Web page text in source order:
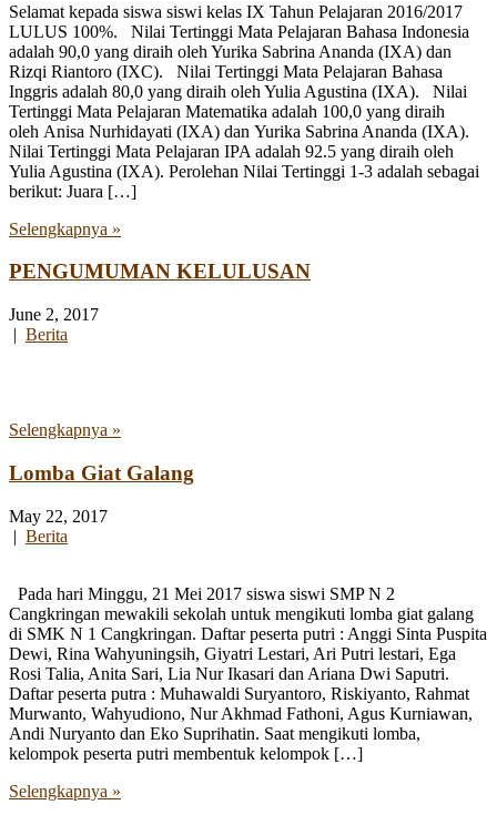
Selamat kepada siswa siswi kelas IX Tahun Pelajaran 2016/2017
LULUS 100%. Nilai Tertinggi Mata Pelajaran Bahasa Indonesia
adalah 90,0 yang diraih oleh Yurika Sabrina Ananda (IXA) dan
Rizqi Riantoro (IXC). Nilai Tertinggi Mata Pelajaran Bahasa
Inggris adalah 80,0 yang diraih oleh Yulia Agustina (IXA). Nilai
Tertinggi Mata Pelajaran Matematika adalah 100,0 yang diraih
oleh Anisa Nurhidayati (IXA) dan Yurika Sabrina Ananda (IXA).
Nilai Tertinggi Mata Pelajaran IPA adalah 92.5 yang diraih oleh
Yulia Agustina (IXA). Perolehan Nilai Tertinggi 1-3 adalah sebagai
berikut: Juara […]
Selengkapnya »
PENGUMUMAN KELULUSAN
June 2, 2017
| Berita
Selengkapnya »
Lomba Giat Galang
May 22, 2017
| Berita
Pada hari Minggu, 21 Mei 2017 siswa siswi SMP N 2
Cangkringan mewakili sekolah untuk mengikuti lomba giat galang
di SMK N 1 Cangkringan. Daftar peserta putri : Anggi Sinta Puspita
Dewi, Rina Wahyuningsih, Giyatri Lestari, Ari Putri lestari, Ega
Rosi Talia, Anita Sari, Lia Nur Ikasari dan Ariana Dwi Saputri.
Daftar peserta putra : Muhawaldi Suryantoro, Riskiyanto, Rahmat
Murwanto, Wahyudiono, Nur Akhmad Fathoni, Agus Kurniawan,
Andi Nuryanto dan Eko Suprihatin. Saat mengikuti lomba,
kelompok peserta putri membentuk kelompok […]
Selengkapnya »